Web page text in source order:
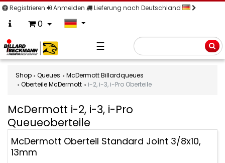
Registrieren Anmelden Lieferung nach Deutschland
0
☰
Shop Queues
McDermott Billardqueues
Oberteile McDermott
i-2, i-3, i-Pro Oberteile
McDermott i-2, i-3, i-Pro
Queueoberteile
McDermott
i-
2,
McDermott Oberteil Standard Joint 3/8x10,
13mm